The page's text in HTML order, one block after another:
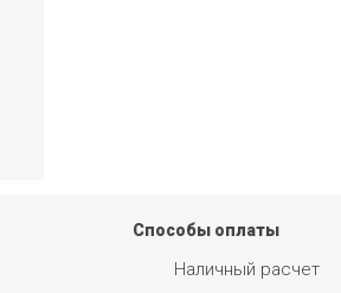
Способы оплаты
Наличный расчет